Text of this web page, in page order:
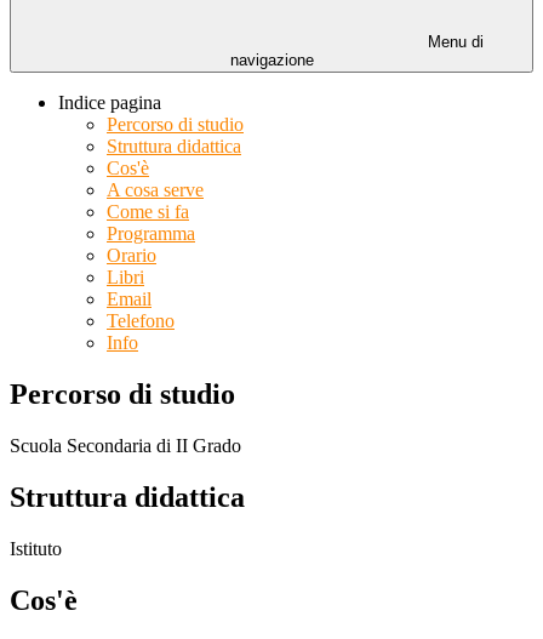
Menu di
navigazione
Indice pagina
Percorso di studio
Struttura didattica
Cos'è
A cosa serve
Come si fa
Programma
Orario
Libri
Email
Telefono
Info
Percorso di studio
Scuola Secondaria di II Grado
Struttura didattica
Istituto
Cos'è